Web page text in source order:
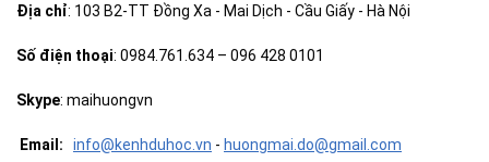
Địa chỉ: 103 B2-TT Đồng Xa - Mai Dịch - Cầu Giấy - Hà Nội
Số điện thoại: 0984.761.634 – 096 428 0101
Skype: maihuongvn
Email: info@kenhduhoc.vn - huongmai .do@gmail.com